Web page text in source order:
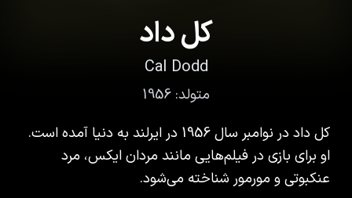
کل داد
Cal Dodd
متولد: 1956
کل داد در نوامبر سال 1956 در ایرلند به دنیا آمده است.
او برای بازی در فیلم‌هایی مانند مردان ایکس، مرد
عنکبوتی و مورمور شناخته می‌شود.